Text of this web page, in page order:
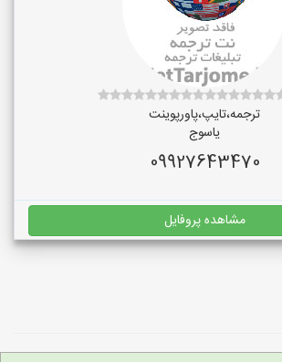
ترجمه،تایپ،پاورپوینت
یاسوج
09927643470
مشاهده پروفایل